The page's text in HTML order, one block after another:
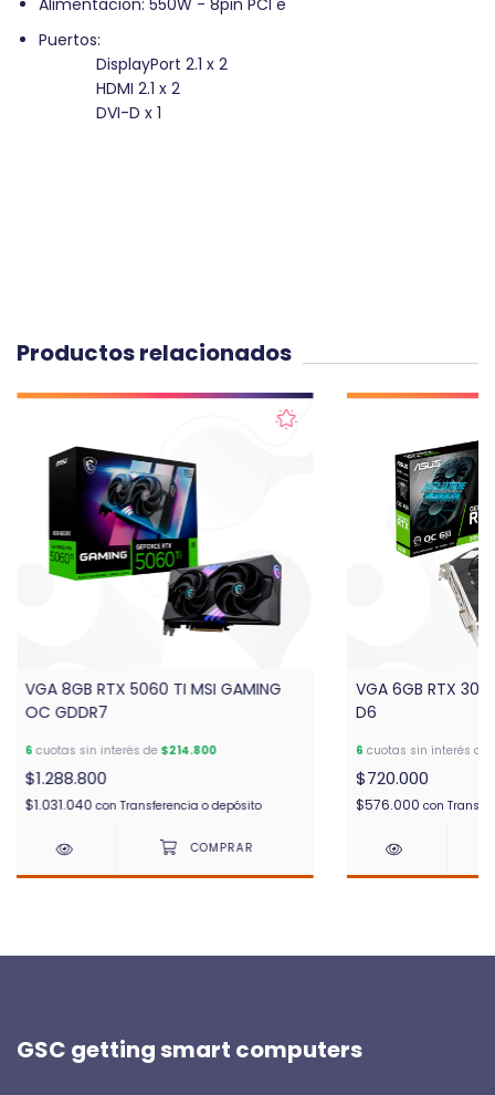
Alimentacion: 550W - 8pin PCI e
Puertos:
DisplayPort 2.1 x 2
HDMI 2.1 x 2
DVI-D x 1
Productos relacionados
VGA 8GB RTX 5060 TI MSI GAMING
OC GDDR7
6 cuotas sin interés de $214.800
$1.288.800
$1.031.040con Transferencia o depósito
VGA 6GB RTX
D6
6 cuotas sin interés de
$720.000
$576.000 con
GSC getting smart computers